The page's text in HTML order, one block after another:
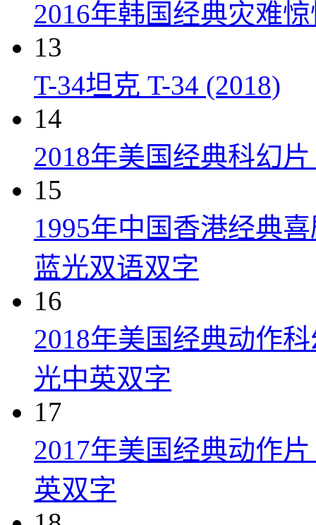
2016年韩国经典灾难
13
T-34坦克 T-34 (2018)
14
2018年美国经典科幻
15
1995年中国香港经典
蓝光双语双字
16
2018年美国经典动作
光中英双字
17
2017年美国经典动作
英双字